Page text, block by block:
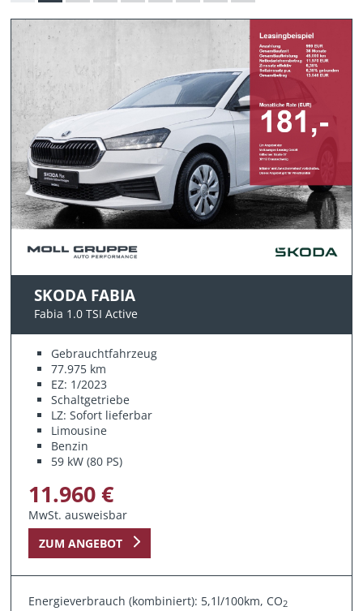
SKODA FABIA
Fabia 1.0 TSI Active
Gebrauchtfahrzeug
77.975 km
EZ: 1/2023
Schaltgetriebe
LZ: Sofort lieferbar
Limousine
Benzin
59 kW (80 PS)
11.960 €
MwSt. ausweisbar
ZUM ANGEBOT
Energieverbrauch (kombiniert): 5,1l/100km, CO2